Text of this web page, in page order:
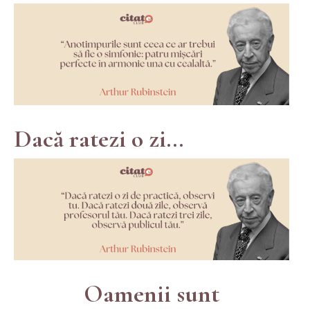
Dacă ratezi o zi...
Oamenii sunt